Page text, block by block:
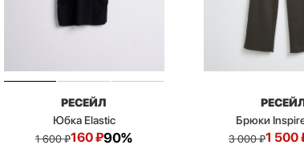
РЕСЕЙЛ
Юбка Elastic
1 600₽160₽90%
Брюки
3 000₽1 500